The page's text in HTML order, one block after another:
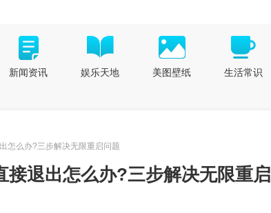
新闻资讯 娱乐天地 美图壁纸 生活常识
怎么办?三步解决无限重启问题
退出怎么办?三步解决无限重启